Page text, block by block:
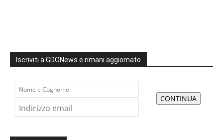
Iscriviti a GDONews e rimani aggiornato